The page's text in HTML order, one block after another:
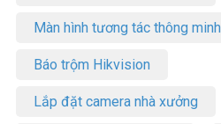
Màn hình tương tác thông minh
Báo trộm Hikvision
Lắp đặt camera nhà xưởng